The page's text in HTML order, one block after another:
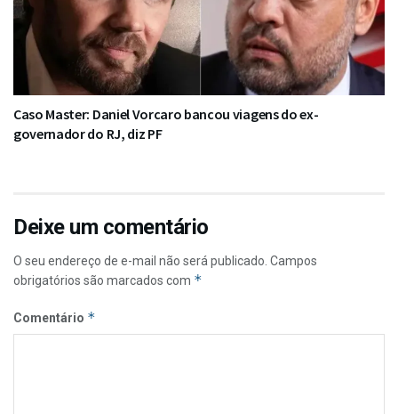
Caso Master: Daniel Vorcaro bancou viagens do ex-
governador do RJ, diz PF
Deixe um comentário
O seu endereço de e-mail não será publicado. Campos
obrigatórios são marcados com *
Comentário *